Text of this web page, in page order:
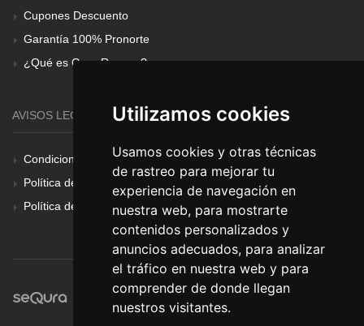
Utilizamos cookies
Usamos cookies y otras técnicas
de rastreo para mejorar tu
experiencia de navegación en
nuestra web, para mostrarte
contenidos personalizados y
anuncios adecuados, para analizar
el tráfico en nuestra web y para
comprender de donde llegan
nuestros visitantes.
Cupones Descuento
Garantía 100% Pronorte
¿Qué es Gear Renove?
AVISOS LEGALES
Condiciones Generales
Política de Cookies
Política de Privacidad